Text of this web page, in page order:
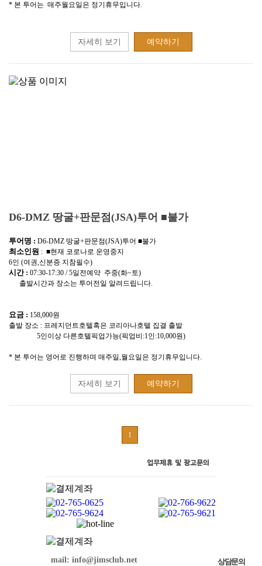
* 본 투어는 매주월요일은 정기휴무입니다.
자세히 보기 예약하기
D6-DMZ 땅굴+판문점(JSA)투어 ■불가
투어명 : D6-DMZ 땅굴+판문점(JSA)투어 ■불가
최소인원 : ■현재 코로나로 운영중지
6인 (여권,신분증 지참필수)
시간 : 07:30-17:30 / 5일전예약 주중(화~토)
출발시간과 장소는 투어전일 알려드립니다.
요금 : 158,000원
출발 장소 : 프레지던트호텔혹은 코리아나호텔 집결 출발
5인이상 다른호텔픽업가능(픽업비:1인:10,000원)
* 본 투어는 영어로 진행하며 매주일,월요일은 정기휴무입니다.
자세히 보기 예약하기
1
mail: info@jimsclub.net 상담문의